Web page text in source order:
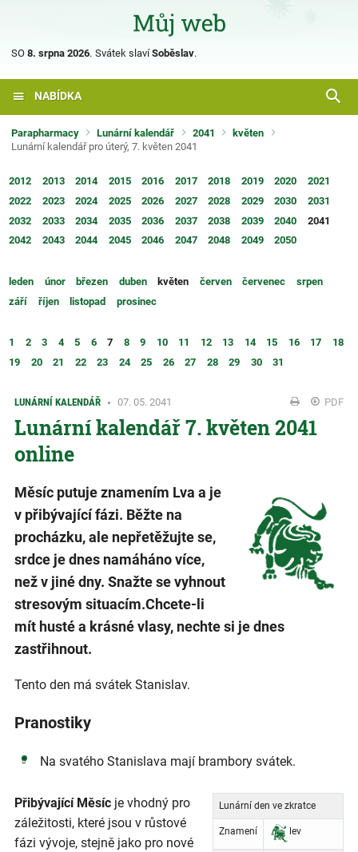
SO 8. srpna 2026. Svátek slavíSoběslav.
NABÍDKA
Parapharmacy Lunární kalendář 2041
květen
Lunární kalendář pro úterý, 7. květen 2041
2012 2013 2014 2015 2016 2017 2018 2019 2020
2021
2022
2023 2024 2025 2026 2027 2028 2029 2030
2031
2032
2033 2034 2035 2036 2037 2038 2039 2040
2041
2042
2043 2044 2045 2046 2047 2048 2049 2050
leden únor březen duben květen červen červenec
srpen
září
říjen listopad prosinec
1 2 3 4 5 6 7 8 9 10 11 12 13 14 15 16 17
18
19
20 21 22 23 24 25 26 27 28 29 30 31
LUNÁRNÍ KALENDÁŘ 07. 05. 2041 PDF
Lunární kalendář 7. květen 2041
online
Měsíc putuje znamením Lva a je
v přibývající fázi. Běžte na
procházku, ale nepřetěžujte se,
srdce je dnes namáháno více,
než v jiné dny. Snažte se vyhnout
stresovým situacím.Chcete-li
mít husté a krásné vlasy, nechte si je dnes
zastřihnout.
Tento den má svátek Stanislav.
Pranostiky
Na svatého Stanislava mají brambory svátek.
Lunární den ve zkratce
Znamení lev
Přibývající Měsíc je vhodný pro
záležitosti, které jsou v růstové
fázi vývoje, stejně jako pro nové